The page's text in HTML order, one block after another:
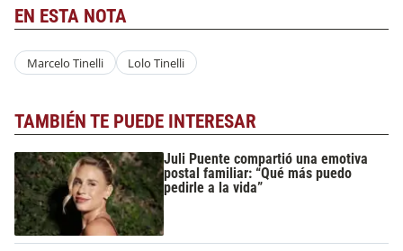
EN ESTA NOTA
Marcelo Tinelli Lolo Tinelli
TAMBIÉN TE PUEDE INTERESAR
Juli Puente compartió una emotiva
postal familiar: “Qué más puedo
pedirle a la vida”